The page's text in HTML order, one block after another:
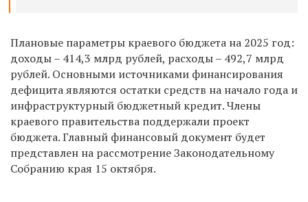
Плановые параметры краевого бюджета на 2025 год:
доходы – 414,3 млрд рублей, расходы – 492,7 млрд
рублей. Основными источниками финансирования
дефицита являются остатки средств на начало года и
инфраструктурный бюджетный кредит. Члены
краевого правительства поддержали проект
бюджета. Главный финансовый документ будет
представлен на рассмотрение Законодательному
Собранию края 15 октября.